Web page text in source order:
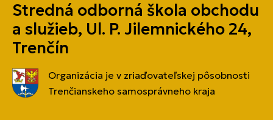
Stredná odborná škola obchodu
a služieb, Ul. P. Jilemnického 24,
Trenčín
Organizácia je v zriaďovateľskej pôsobnosti
Trenčianskeho samosprávneho kraja